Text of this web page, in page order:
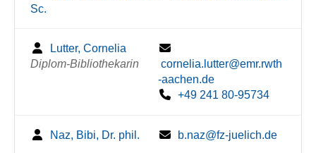
Sc.
Lutter, Cornelia
Diplom-Bibliothekarin
cornelia.lutter@emr.rwth
-aachen.de
+49 241 80-95734
Naz, Bibi, Dr. phil. b.naz@fz-juelich.de